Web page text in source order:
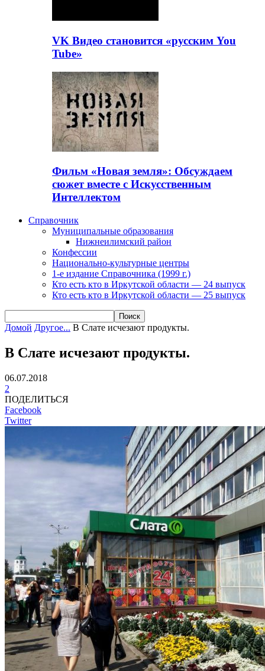
VK Видео становится «русским You
Tube»
Фильм «Новая земля»: Обсуждаем
сюжет вместе с Искусственным
Интеллектом
Справочник
Муниципальные образования
Нижнеилимский район
Конфессии
Национально-культурные центры
1-е издание Справочника (1999 г.)
Кто есть кто в Иркутской области — 24 выпуск
Кто есть кто в Иркутской области — 25 выпуск
Домой Другое... В Слате исчезают продукты.
В Слате исчезают продукты.
06.07.2018
2
ПОДЕЛИТЬСЯ
Facebook
Twitter